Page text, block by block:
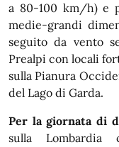
a 80-100 km/h) e
medie-grandi
seguito da vento
Prealpi con locali
sulla Pianura
del Lago di Garda.
Per la giornata di
sulla Lombardia